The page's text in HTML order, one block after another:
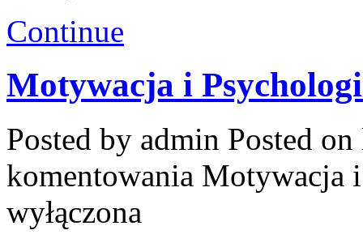
Continue
Motywacja i
Posted by admin Posted
komentowania Motywacja
wyłączona